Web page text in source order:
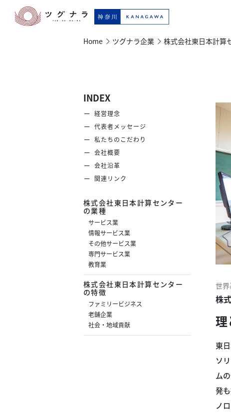
Home ツグナラ企業 株式会社東日本計算
INDEX
経営理念
代表者メッセージ
私たちのこだわり
会社概要
会社沿革
関連リンク
株式会社東日本計算センター
の業種
サービス業
情報サービス業
その他サービス業
専門サービス業
教育業
株式会社東日本計算センター
の特徴
ファミリービジネス
老舗企業
社会・地域貢献
世
株
理
東
ソ
ム
発
ノ